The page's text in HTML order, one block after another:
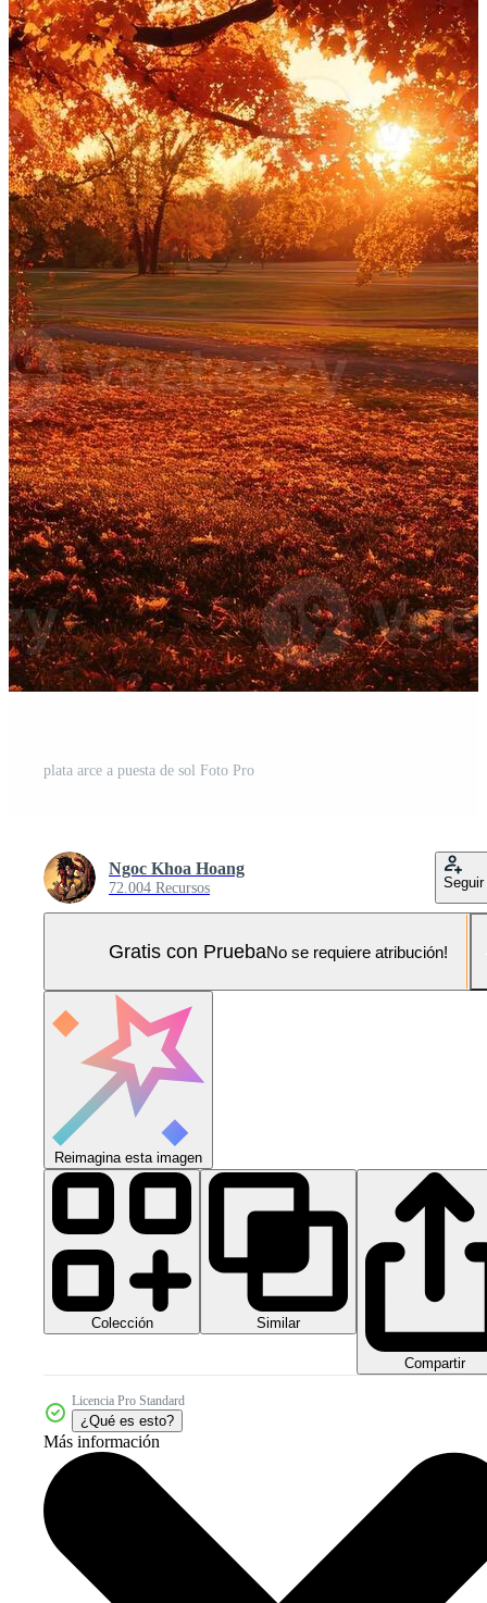
plata arce a puesta de sol Foto Pro
Ngoc Khoa Hoang
72.004 Recursos Seguir
Gratis con PruebaNo se requiere atribución!
Reimagina esta imagen
Colección Similar
Compartir
Licencia Pro Standard
¿Qué es esto?
Más información